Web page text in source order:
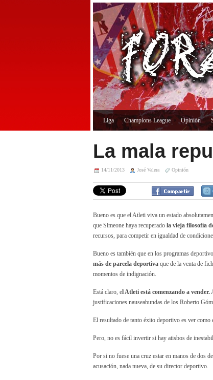
Liga Champions League Opinión
La mala
14/11/2013 José Valera Opinión
Bueno es que el Atleti viva un estado
que Simeone haya recuperado la vieja filosofía
recursos, para competir en igualdad de
Bueno es también que en los programas
más de parcela deportiva que de la venta de
momentos de indignación.
Está claro, el Atleti está comenzando a vender.
justificaciones nauseabundas de los Roberto
El resultado de tanto éxito deportivo es ver
Pero, no es fácil invertir si hay atisbos de
Por si no fuese una cruz estar en manos de dos
acusación, nada nueva, de su director deportivo.